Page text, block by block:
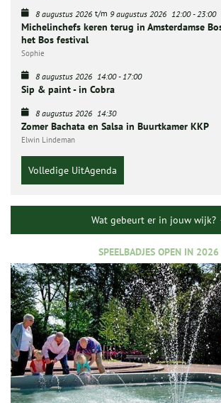
8 augustus 2026 t/m 9 augustus 2026 12:00-23:00
Michelinchefs keren terug in Amsterdamse
het Bos festival
Sophie
8 augustus 2026 14:00-17:00
Sip & paint - in Cobra
8 augustus 2026 14:30
Zomer Bachata en Salsa in Buurtkamer KKP
Elwin Lindeman
Volledige UitAgenda
Wat gebeurt er in jouw wijk?
SPEELBADJES OPEN IN 2026